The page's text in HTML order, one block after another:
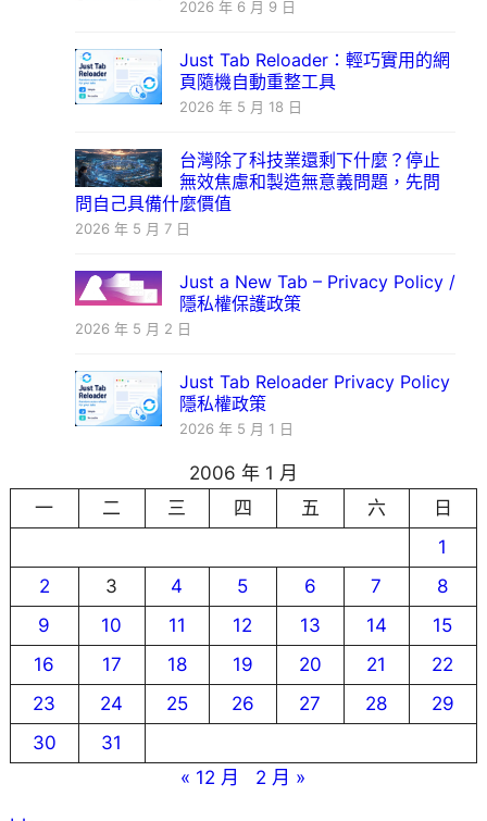
2026 年 6 月 9 日
Just Tab Reloader：輕巧實用的網
頁隨機自動重整工具
2026 年 5 月 18 日
台灣除了科技業還剩下什麼？停止
無效焦慮和製造無意義問題，先問
問自己具備什麼價值
2026 年 5 月 7 日
Just a New Tab – Privacy Policy /
隱私權保護政策
2026 年 5 月 2 日
Just Tab Reloader Privacy Policy
隱私權政策
2026 年 5 月 1 日
2006 年 1 月
一
二 三 四 五 六
日
1
2
3 4 5 6 7
8
9
10 11 12 13 14
15
16
17 18 19 20 21
22
23
24 25 26 27 28
29
30
31
« 12 月
2 月 »